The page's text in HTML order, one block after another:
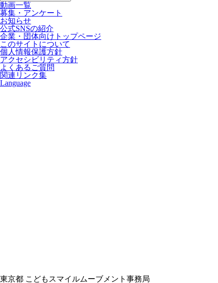
動画一覧
募集・アンケート
お知らせ
公式SNSの紹介
企業・団体向けトップページ
このサイトについて
個人情報保護方針
アクセシビリティ方針
よくあるご質問
関連リンク集
Language
東京都 こどもスマイルムーブメント事務局